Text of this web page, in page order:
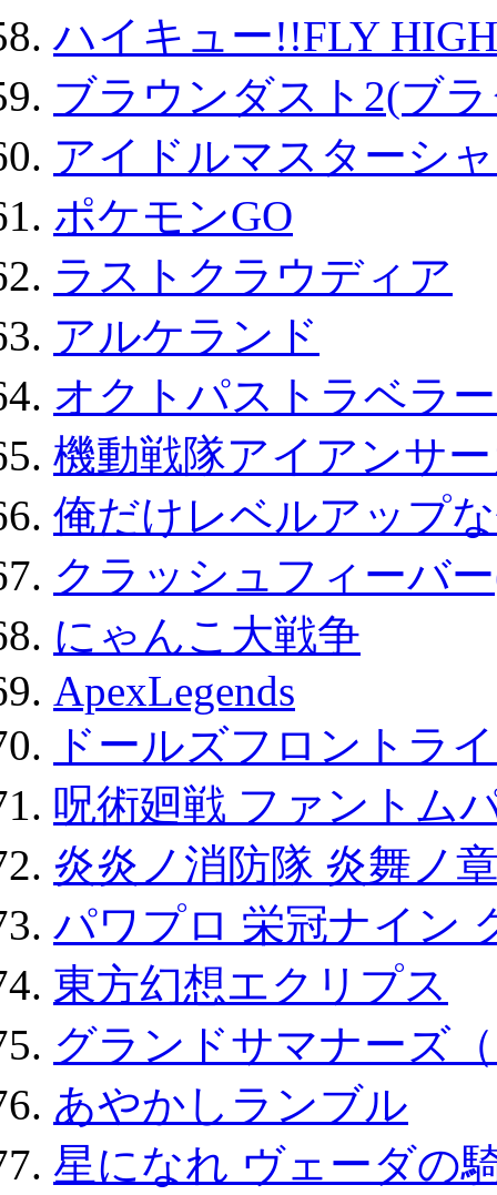
ハイキュー!!FLY HIGH
ブラウンダスト2(ブ
アイドルマスターシ
ポケモンGO
ラストクラウディア
アルケランド
オクトパストラベラ
機動戦隊アイアンサ
俺だけレベルアップ
クラッシュフィーバ
にゃんこ大戦争
ApexLegends
ドールズフロントラ
呪術廻戦 ファントム
炎炎ノ消防隊 炎舞ノ
パワプロ 栄冠ナイン
東方幻想エクリプス
グランドサマナーズ
あやかしランブル
星になれ ヴェーダの